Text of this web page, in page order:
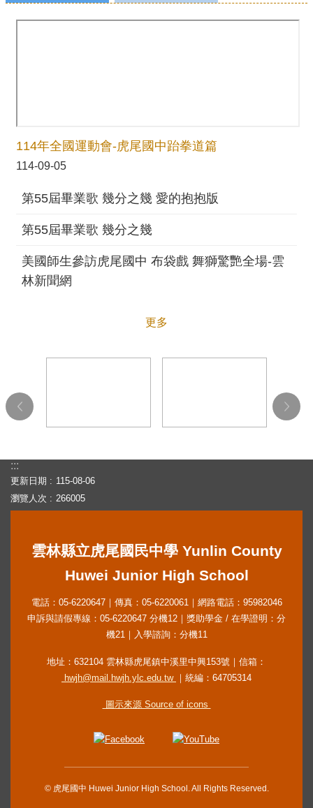
光，辛苦了，虎尾國中以你們為榮！#感謝教練指導承
受莫大的壓力辛苦了#感謝家長們的支持你們是這些孩
114年全國運動會-虎尾國中跆拳道篇
114-09-05
第55屆畢業歌 幾分之幾 愛的抱抱版
第55屆畢業歌 幾分之幾
美國師生參訪虎尾國中 布袋戲 舞獅驚艷全場-雲
林新聞網
更多
:::
更新日期
115-08-06
瀏覽人次
266005
雲林縣立虎尾國民中學 Yunlin County
Huwei Junior High School
電話：05-6220647｜傳真：05-6220061｜網路電話：95982046
申訴與請假專線：05-6220647 分機12｜獎助學金 / 在學證明：分
機21｜入學諮詢：分機11
地址：632104 雲林縣虎尾鎮中溪里中興153號｜信箱：
hwjh@mail.hwjh.ylc.edu.tw ｜統編：64705314
圖示來源 Source of icons
© 虎尾國中 Huwei Junior High School. All Rights Reserved.